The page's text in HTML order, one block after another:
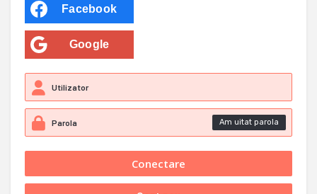
Facebook
Google
Am uitat parola